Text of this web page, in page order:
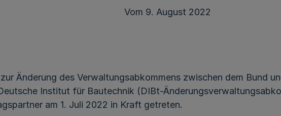
Vom 9. August 2022
Änderung des Verwaltungsabkommens zwischen dem Bund
Institut für Bautechnik (DIBt-
am 1. Juli 2022 in Kraft getreten.